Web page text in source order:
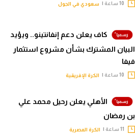
سعودي في الجول
كاف يعلن دعم إنفانتينو.. ويؤيد
البيان المشترك بشأن مشروع استثمار
فيفا
الكرة الإفريقية
الأهلي يعلن رحيل محمد علي
بن رمضان
الكرة المصرية